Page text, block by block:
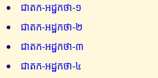
ជាតក-អដ្ឋកថា-១
ជាតក-អដ្ឋកថា-២
ជាតក-អដ្ឋកថា-៣
ជាតក-អដ្ឋកថា-៤